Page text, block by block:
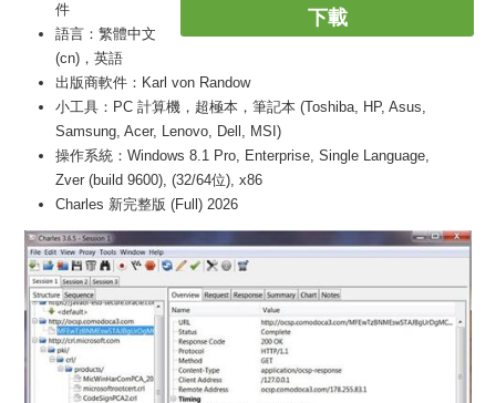
下載
件
語言：繁體中文
(cn)，英語
出版商軟件：Karl von Randow
小工具：PC 計算機，超極本，筆記本 (Toshiba, HP, Asus,
Samsung, Acer, Lenovo, Dell, MSI)
操作系統：Windows 8.1 Pro, Enterprise, Single Language,
Zver (build 9600), (32/64位), x86
Charles 新完整版 (Full) 2026